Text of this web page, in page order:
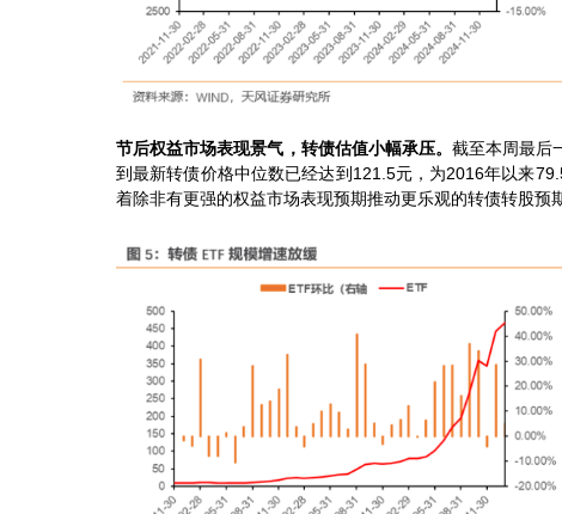
节后权益市场表现景气，转债估值小幅承压。截至本周最后
到最新转债价格中位数已经达到121.5元，为2016年以来
着除非有更强的权益市场表现预期推动更乐观的转债转股预